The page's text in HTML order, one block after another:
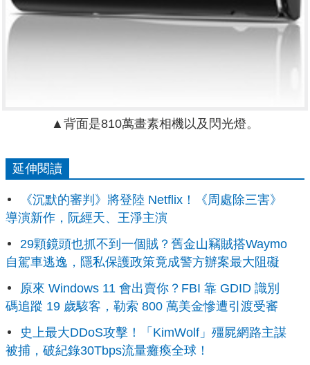
▲背面是810萬畫素相機以及閃光燈。
延伸閱讀
《沉默的審判》將登陸 Netflix！《周處除三害》
導演新作，阮經天、王淨主演
29顆鏡頭也抓不到一個賊？舊金山竊賊搭Waymo
自駕車逃逸，隱私保護政策竟成警方辦案最大阻礙
原來 Windows 11 會出賣你？FBI 靠 GDID 識別
碼追蹤 19 歲駭客，勒索 800 萬美金慘遭引渡受審
史上最大DDoS攻擊！「KimWolf」殭屍網路主謀
被捕，破紀錄30Tbps流量癱瘓全球！